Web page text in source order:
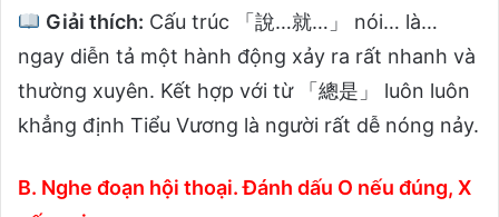
Giải thích: Cấu trúc 「說…就…」 nói… là…
ngay diễn tả một hành động xảy ra rất nhanh và
thường xuyên. Kết hợp với từ 「總是」 luôn luôn
khẳng định Tiểu Vương là người rất dễ nóng nảy.
B. Nghe đoạn hội thoại. Đánh dấu O nếu đúng, X